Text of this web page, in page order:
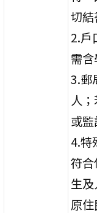
切結
2.戶
需
3.郵
人
或
4.特
符
生
原